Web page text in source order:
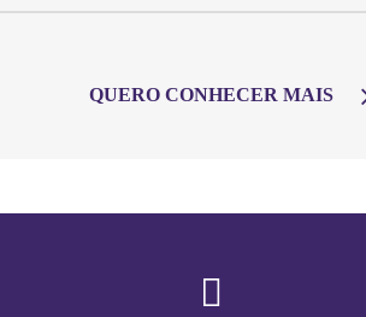
QUERO CONHECER MAIS